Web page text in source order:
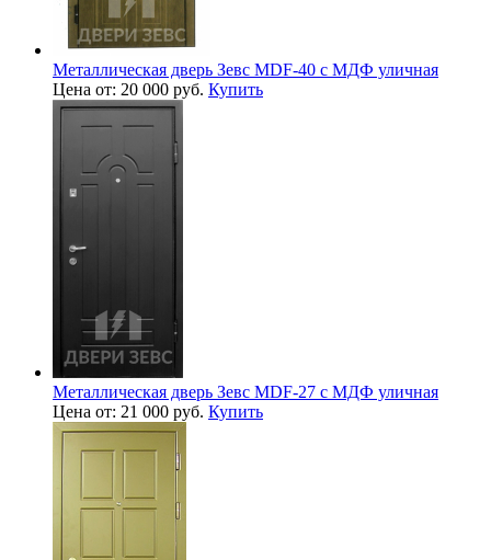
Металлическая дверь Зевс MDF-40 с МДФ уличная
Цена от: 20 000 руб. Купить
Металлическая дверь Зевс MDF-27 с МДФ уличная
Цена от: 21 000 руб. Купить